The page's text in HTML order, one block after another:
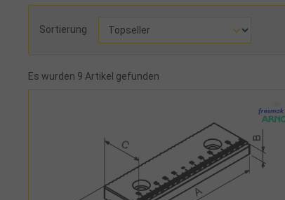
Sortierung
Es wurden 9 Artikel gefunden